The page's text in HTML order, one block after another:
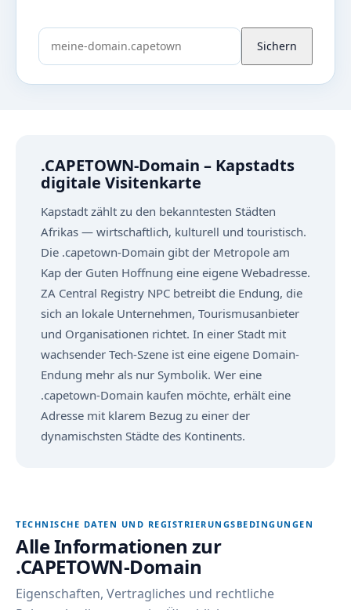
Sichern
.CAPETOWN-Domain – Kapstadts
digitale Visitenkarte
Kapstadt zählt zu den bekanntesten Städten
Afrikas — wirtschaftlich, kulturell und touristisch.
Die .capetown-Domain gibt der Metropole am
Kap der Guten Hoffnung eine eigene Webadresse.
ZA Central Registry NPC betreibt die Endung, die
sich an lokale Unternehmen, Tourismusanbieter
und Organisationen richtet. In einer Stadt mit
wachsender Tech-Szene ist eine eigene Domain-
Endung mehr als nur Symbolik. Wer eine
.capetown-Domain kaufen möchte, erhält eine
Adresse mit klarem Bezug zu einer der
dynamischsten Städte des Kontinents.
TECHNISCHE DATEN UND REGISTRIERUNGSBEDINGUNGEN
Alle Informationen zur
.CAPETOWN-Domain
Eigenschaften, Vertragliches und rechtliche